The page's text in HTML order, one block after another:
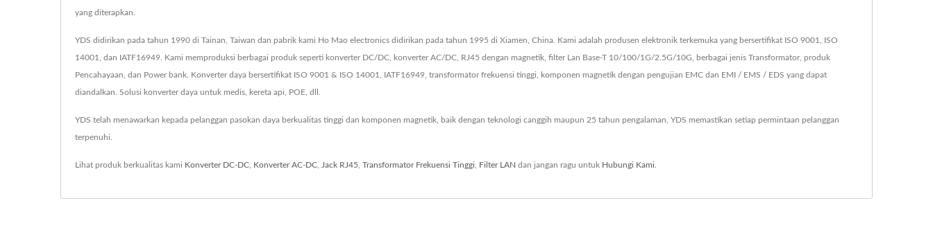
yang diterapkan.
YDS didirikan pada tahun 1990 di Tainan, Taiwan dan pabrik kami Ho Mao electronics didirikan pada tahun 1995 di Xiamen, China. Kami adalah produsen elektronik terkemuka yang bersertifikat ISO 9001, ISO
14001, dan IATF16949. Kami memproduksi berbagai produk seperti konverter DC/DC, konverter AC/DC, RJ45 dengan magnetik, filter Lan Base-T 10/100/1G/2.5G/10G, berbagai jenis Transformator, produk
Pencahayaan, dan Power bank. Konverter daya bersertifikat ISO 9001 & ISO 14001, IATF16949, transformator frekuensi tinggi, komponen magnetik dengan pengujian EMC dan EMI / EMS / EDS yang dapat
diandalkan. Solusi konverter daya untuk medis, kereta api, POE, dll.
YDS telah menawarkan kepada pelanggan pasokan daya berkualitas tinggi dan komponen magnetik, baik dengan teknologi canggih maupun 25 tahun pengalaman, YDS memastikan setiap permintaan pelanggan
terpenuhi.
Lihat produk berkualitas kami Konverter DC-DC Konverter AC-DC Jack RJ45 Transformator Frekuensi Tinggi Filter LAN dan jangan ragu untuk Hubungi Kami